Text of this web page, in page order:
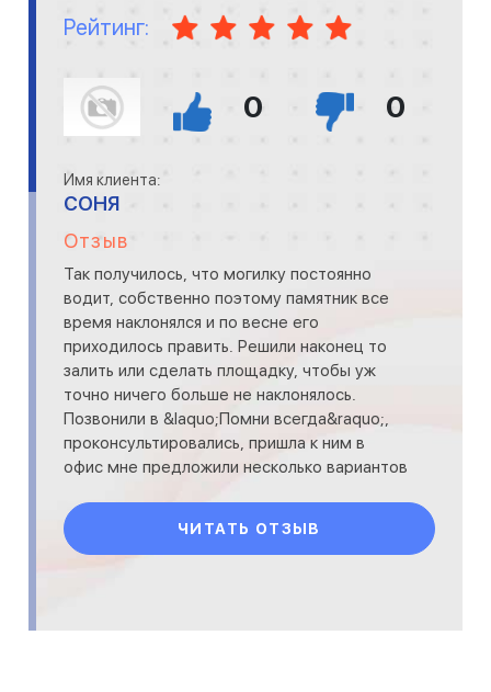
Рейтинг:
0 0
Имя клиента:
СОНЯ
Отзыв
Так получилось, что могилку постоянно
водит, собственно поэтому памятник все
время наклонялся и по весне его
приходилось править. Решили наконец то
залить или сделать площадку, чтобы уж
точно ничего больше не наклонялось.
Позвонили в &laquo;Помни всегда&raquo;,
проконсультировались, пришла к ним в
офис мне предложили несколько вариантов
ЧИТАТЬ ОТЗЫВ